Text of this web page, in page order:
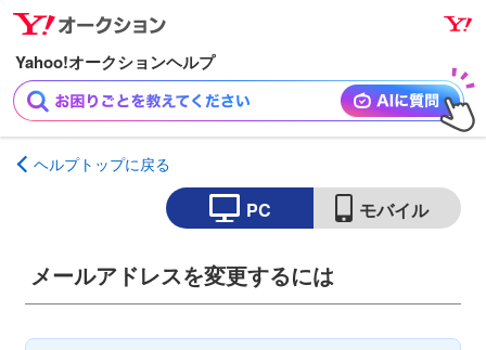
ナ
ビ
ゲ
ー
シ
ョ
ン
プ
メ
イ
ン
コ
ン
テ
ン
ッ
プ
ヘルプトップに戻る
PC モバイル
メールアドレスを変更するには